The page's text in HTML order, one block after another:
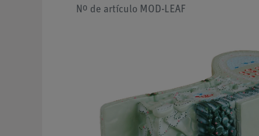
Nº de artículo MOD-LEAF